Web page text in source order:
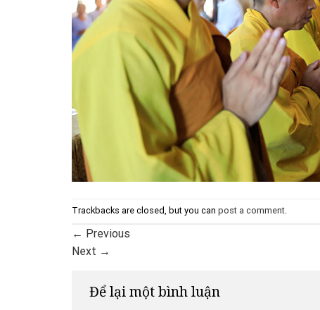
Trackbacks are closed, but you can post a comment
← Previous
Next →
Để lại một bình luận